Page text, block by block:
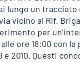
un tracciato
vicino al Rif.
per
ore 18:00 con
e 2010. Questi